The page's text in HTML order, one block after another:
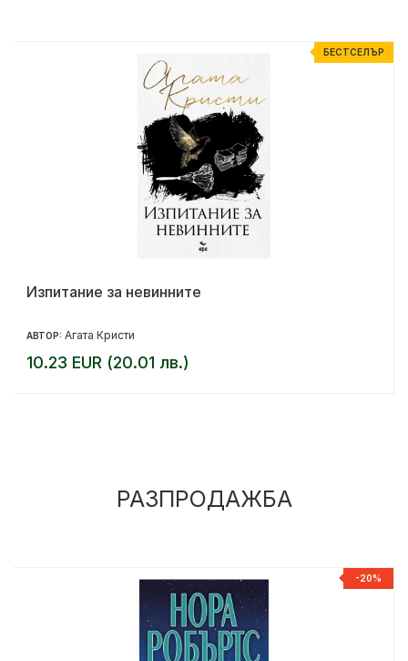
БЕСТСЕЛЪР
Обетована земя
АВТОР: Барак Обама
22.50 EUR (44.01 лв.)
РАЗПРОДАЖБА
-20%